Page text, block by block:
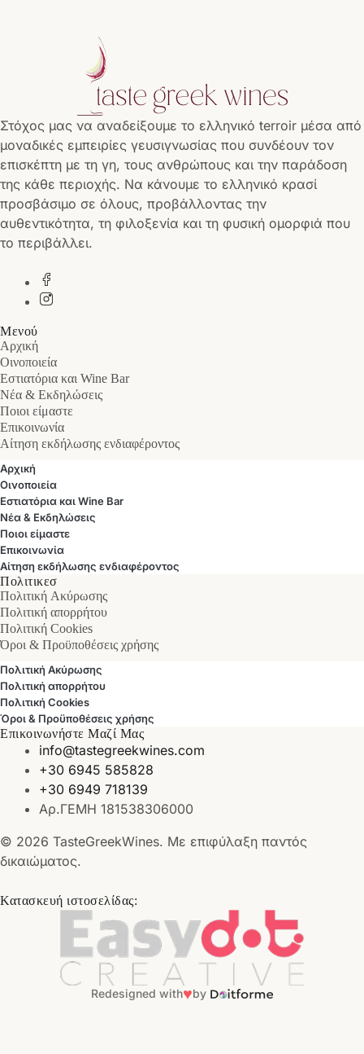
Στόχος μας να αναδείξουμε το ελληνικό terroir μέσα από
μοναδικές εμπειρίες γευσιγνωσίας που συνδέουν τον
επισκέπτη με τη γη, τους ανθρώπους και την παράδοση
της κάθε περιοχής. Να κάνουμε το ελληνικό κρασί
προσβάσιμο σε όλους, προβάλλοντας την
αυθεντικότητα, τη φιλοξενία και τη φυσική ομορφιά που
το περιβάλλει.
Μενού
Αρχική
Οινοποιεία
Εστιατόρια και Wine Bar
Νέα & Εκδηλώσεις
Ποιοι είμαστε
Επικοινωνία
Αίτηση εκδήλωσης ενδιαφέροντος
Αρχική
Οινοποιεία
Εστιατόρια και Wine Bar
Νέα & Εκδηλώσεις
Ποιοι είμαστε
Επικοινωνία
Αίτηση εκδήλωσης ενδιαφέροντος
Πολιτικεσ
Πολιτική Ακύρωσης
Πολιτική απορρήτου
Πολιτική Cookies
Όροι & Προϋποθέσεις χρήσης
Πολιτική Ακύρωσης
Πολιτική απορρήτου
Πολιτική Cookies
Όροι & Προϋποθέσεις χρήσης
Επικοινωνήστε Μαζί Μας
info@tastegreekwines.com
+30 6945 585828
+30 6949 718139
Αρ.ΓΕΜΗ 181538306000
© 2026 TasteGreekWines. Με επιφύλαξη παντός
δικαιώματος.
Κατασκευή ιστοσελίδας:
Redesigned with♥by